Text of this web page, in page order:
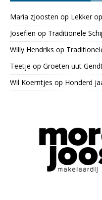
Maria zJoosten op Lekker
Josefien op Traditionele
Willy Hendriks op
Teetje op Groeten uut
Wil Koerntjes op Honderd